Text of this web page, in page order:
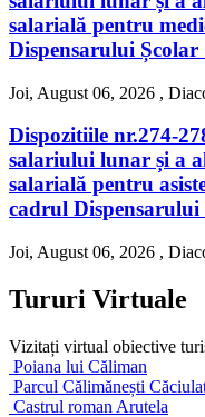
salarială pentru
Dispensarului Școlar
Joi, August 06, 2026 ,
Dispozitiile nr.274-
salariului lunar și a
salarială pentru
cadrul
Joi, August 06, 2026 ,
Tururi Virtuale
Vizitați virtual obiective
Poiana lui Căliman
Parcul Călimănești
Castrul roman Arutela